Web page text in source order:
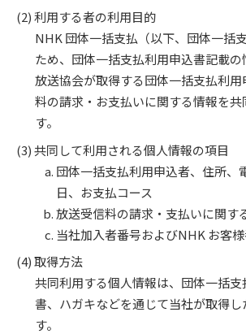
利用する者の利用目的
NHK 団体一括支払（以下、団体一括
ため、団体一括支払利用申込書記載
放送協会が取得する団体一括支払利
料の請求・お支払いに関する情報を共
す。
共同して利用される個人情報の項目
団体一括支払利用申込者、住所、
日、お支払コース
放送受信料の請求・支払いに関す
当社加入者番号およびNHK お客
取得方法
共同利用する個人情報は、団体一括支
書、ハガキなどを通じて当社が取得し
す。